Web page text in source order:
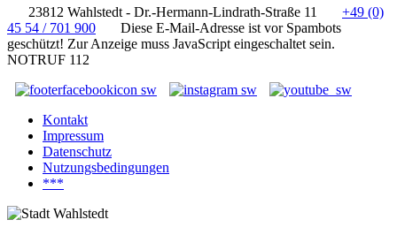
23812 Wahlstedt - Dr.-Hermann-Lindrath-Straße 11
+49 (0)
45 54 / 701 900
Diese E-Mail-Adresse ist vor Spambots
geschützt! Zur Anzeige muss JavaScript eingeschaltet sein.
NOTRUF 112
Kontakt
Impressum
Datenschutz
Nutzungsbedingungen
***